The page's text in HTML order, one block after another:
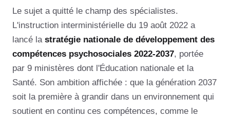
Le sujet a quitté le champ des spécialistes.
L'instruction interministérielle du 19 août 2022 a
lancé la stratégie nationale de développement des
compétences psychosociales 2022-2037, portée
par 9 ministères dont l'Éducation nationale et la
Santé. Son ambition affichée : que la génération 2037
soit la première à grandir dans un environnement qui
soutient en continu ces compétences, comme le